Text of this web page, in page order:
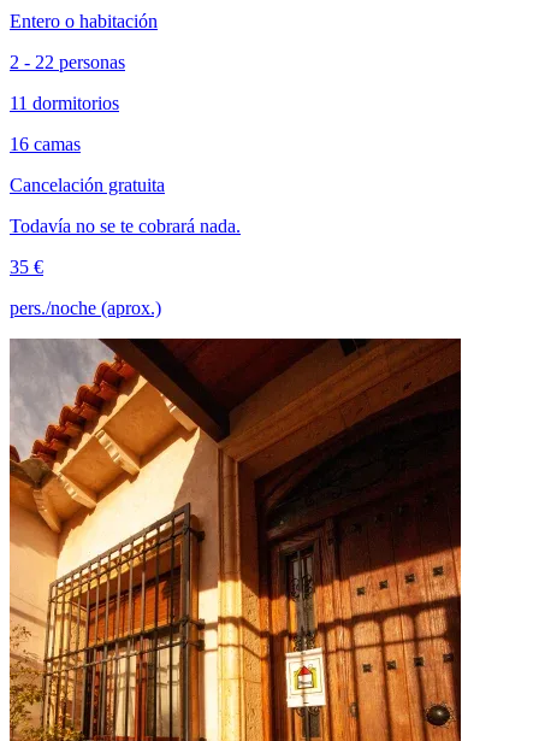
Entero o habitación
2 - 22 personas
11 dormitorios
16 camas
Cancelación gratuita
Todavía no se te cobrará nada.
35 €
pers./noche (aprox.)